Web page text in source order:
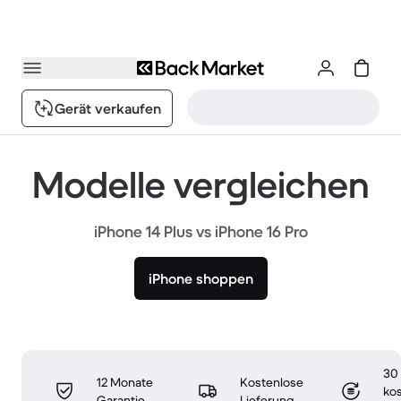
Gerät verkaufen
Modelle vergleichen
iPhone 14 Plus vs iPhone 16 Pro
iPhone shoppen
12 Monate
Kostenlose
30